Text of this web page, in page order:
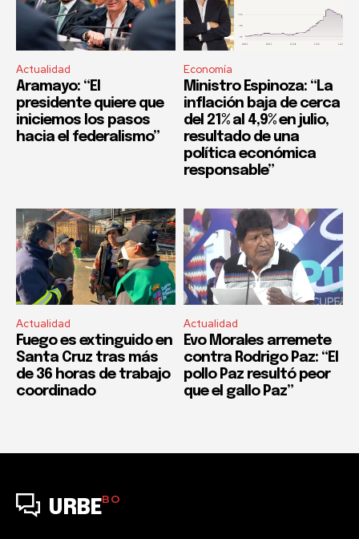
Actualidad
Aramayo: “El
presidente quiere que
iniciemos los pasos
hacia el federalismo”
Economía
Ministro Espinoza: “La
inflación baja de cerca
del 21% al 4,9% en julio,
resultado de una
política económica
responsable”
Actualidad
Fuego es extinguido en
Santa Cruz tras más
de 36 horas de trabajo
coordinado
Actualidad
Evo Morales arremete
contra Rodrigo Paz: “El
pollo Paz resultó peor
que el gallo Paz”
URBEBO